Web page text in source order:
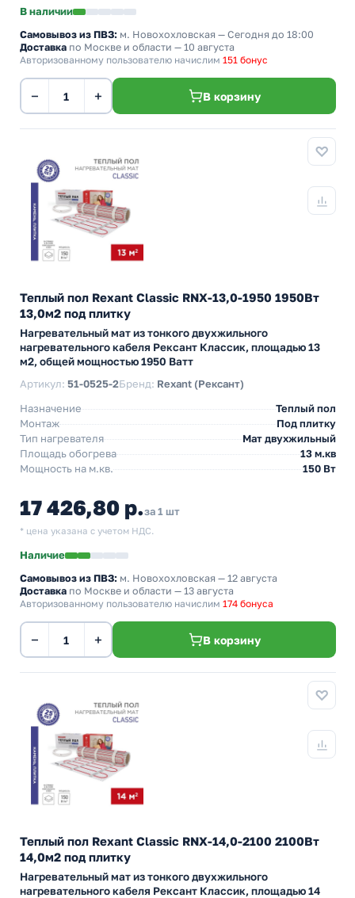
В наличии
Самовывоз из ПВЗ: м. Новохохловская — Сегодня до 18:00
Доставка по Москве и области — 10 августа
Авторизованному пользователю начислим 151 бонус
− + В корзину
Теплый пол Rexant Classic RNX-13,0-1950 1950Вт
13,0м2 под плитку
Нагревательный мат из тонкого двухжильного
нагревательного кабеля Рексант Классик, площадью 13
м2, общей мощностью 1950 Ватт
Артикул: 51-0525-2Бренд: Rexant (Рексант)
Назначение
Теплый пол
Монтаж
Под плитку
Тип нагревателя
Мат двухжильный
Площадь обогрева
13 м.кв
Мощность на м.кв.
150 Вт
17 426,80 р.за 1 шт
* цена указана с учетом НДС.
Наличие
Самовывоз из ПВЗ: м. Новохохловская — 12 августа
Доставка по Москве и области — 13 августа
Авторизованному пользователю начислим 174 бонуса
− + В корзину
Теплый пол Rexant Classic RNX-14,0-2100 2100Вт
14,0м2 под плитку
Нагревательный мат из тонкого двухжильного
нагревательного кабеля Рексант Классик, площадью 14